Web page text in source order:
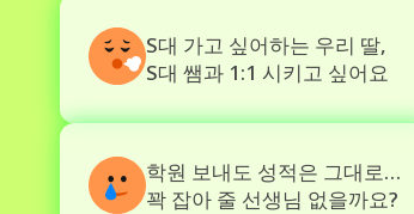
S대 가고 싶어하는 우리 딸,
S대 쌤과 1:1 시키고 싶어요
학원 보내도 성적은 그대로…
꽉 잡아 줄 선생님 없을까요?